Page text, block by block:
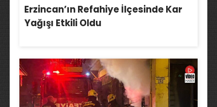
Erzincan’ın Refahiye İlçesinde Kar
Yağışı Etkili Oldu